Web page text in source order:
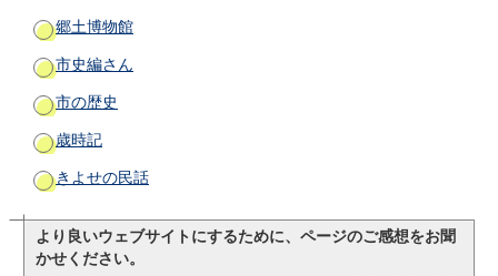
郷土博物館
市史編さん
市の歴史
歳時記
きよせの民話
より良いウェブサイトにするために、ページのご感想をお聞
かせください。